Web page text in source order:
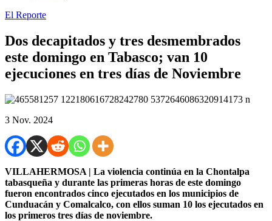
El Reporte
Dos decapitados y tres desmembrados
este domingo en Tabasco; van 10
ejecuciones en tres días de Noviembre
3 Nov. 2024
VILLAHERMOSA | La violencia continúa en la Chontalpa
tabasqueña y durante las primeras horas de este domingo
fueron encontrados cinco ejecutados en los municipios de
Cunduacán y Comalcalco, con ellos suman 10 los ejecutados en
los primeros tres días de noviembre.